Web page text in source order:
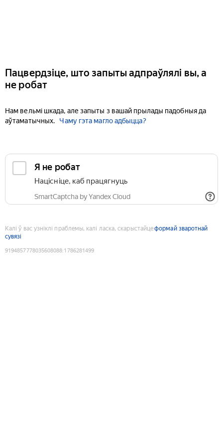
Пацвердзіце, што запыты адпраўлялі вы, а
не робат
Нам вельмі шкада, але запыты з вашай прылады падобныя да
аўтаматычных.
Чаму гэта магло адбыцца?
Я не робат
Націсніце, каб працягнуць
SmartCaptcha by Yandex Cloud
Калі ў вас узніклі праблемы, калі ласка, скарыстайцеформай зваротнай
сувязі
9194857778035608088:1786281499